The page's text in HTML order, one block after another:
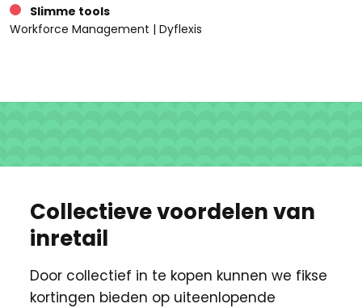
Slimme tools
Workforce Management | Dyflexis
Collectieve voordelen van
inretail
Door collectief in te kopen kunnen we fikse
kortingen ​bieden op uiteenlopende